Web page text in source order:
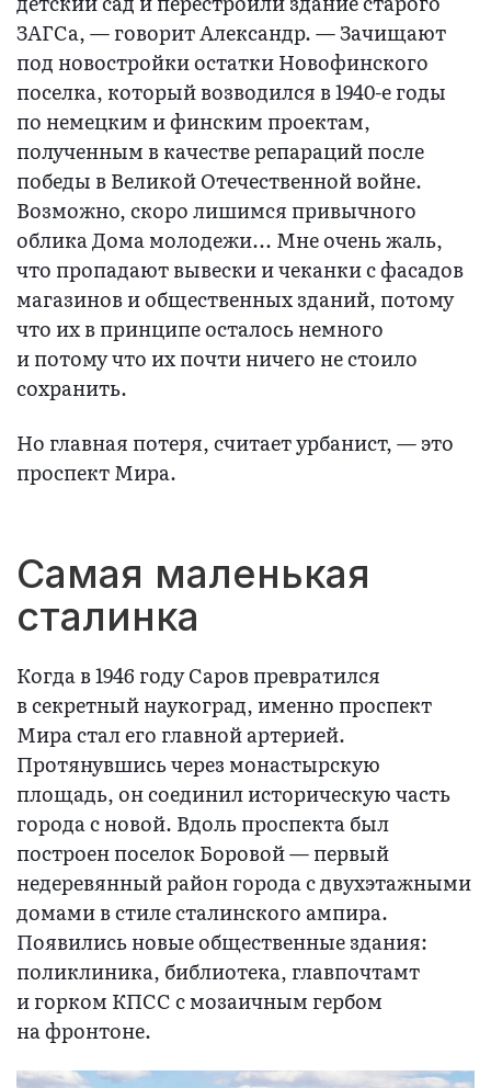
ЗАГСа, — говорит Александр. — Зачищают
под новостройки остатки Новофинского
поселка, который возводился в 1940-е годы
по немецким и финским проектам,
полученным в качестве репараций после
победы в Великой Отечественной войне.
Возможно, скоро лишимся привычного
облика Дома молодежи... Мне очень жаль,
что пропадают вывески и чеканки с фасадов
магазинов и общественных зданий, потому
что их в принципе осталось немного
и потому что их почти ничего не стоило
сохранить.
Но главная потеря, считает урбанист, — это
проспект Мира.
Самая маленькая
сталинка
Когда в 1946 году Саров превратился
в секретный наукоград, именно проспект
Мира стал его главной артерией.
Протянувшись через монастырскую
площадь, он соединил историческую часть
города с новой. Вдоль проспекта был
построен поселок Боровой — первый
недеревянный район города с двухэтажными
домами в стиле сталинского ампира.
Появились новые общественные здания:
поликлиника, библиотека, главпочтамт
и горком КПСС с мозаичным гербом
на фронтоне.